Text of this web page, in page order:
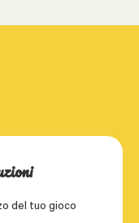
del tuo gioco